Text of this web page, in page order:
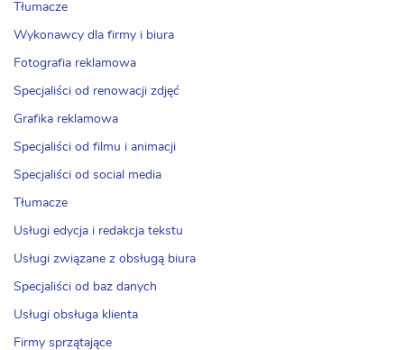
Tłumacze
Wykonawcy dla firmy i biura
Fotografia reklamowa
Specjaliści od renowacji zdjęć
Grafika reklamowa
Specjaliści od filmu i animacji
Specjaliści od social media
Tłumacze
Usługi edycja i redakcja tekstu
Usługi związane z obsługą biura
Specjaliści od baz danych
Usługi obsługa klienta
Firmy sprzątające